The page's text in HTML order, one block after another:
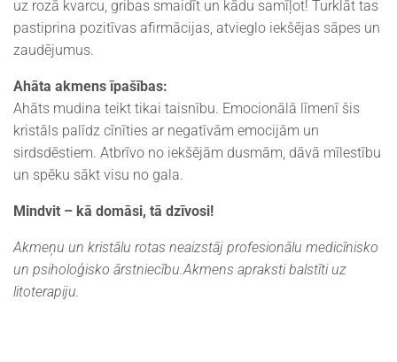
uz rozā kvarcu, gribas smaidīt un kādu samīļot! Turklāt tas
pastiprina pozitīvas afirmācijas, atvieglo iekšējas sāpes un
zaudējumus.
Ahāta akmens īpašības:
Ahāts mudina teikt tikai taisnību. Emocionālā līmenī šis
kristāls palīdz cīnīties ar negatīvām emocijām un
sirdsdēstiem. Atbrīvo no iekšējām dusmām, dāvā mīlestību
un spēku sākt visu no gala.
Mindvit – kā domāsi, tā dzīvosi!
Akmeņu un kristālu rotas neaizstāj profesionālu medicīnisko
un psiholoģisko ārstniecību.Akmens apraksti balstīti uz
litoterapiju.